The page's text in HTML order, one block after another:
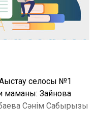
селосы №1
маманы: Зайнова
Сәнім Сабырқызы